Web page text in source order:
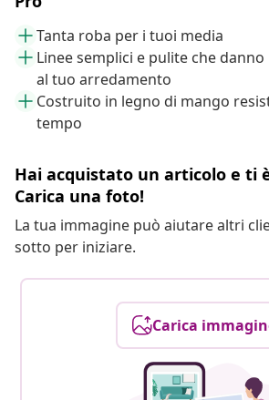
Tanta roba per i tuoi media
Linee semplici e pulite che
al tuo arredamento
Costruito in legno di mango
tempo
Hai acquistato un articolo e ti
Carica una foto!
La tua immagine può aiutare altri
sotto per iniziare.
Carica